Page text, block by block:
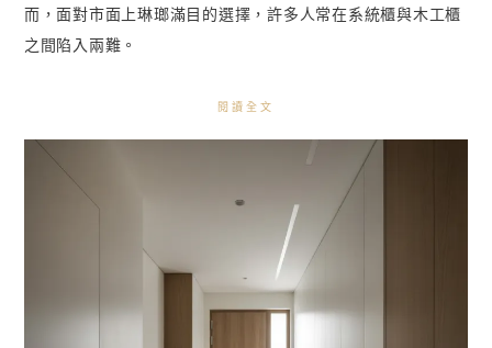
而，面對市面上琳瑯滿目的選擇，許多人常在系統櫃與木工櫃
之間陷入兩難。
閱讀全文